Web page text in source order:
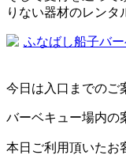
りない器材のレンタ
今日は入口までのご
バーベキュー場内の
本日ご利用頂いたお